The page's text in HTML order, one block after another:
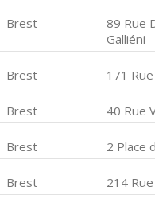
Brest
89 Rue
Galliéni
Brest 171
Brest 40 Rue
Brest 2 Place
Brest 214 Rue